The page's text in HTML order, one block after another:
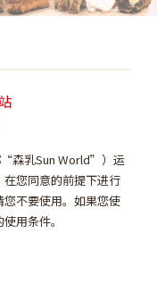
“森乳Sun World”）运
您同意的前提下进行
不要使用。如果您使
用条件。